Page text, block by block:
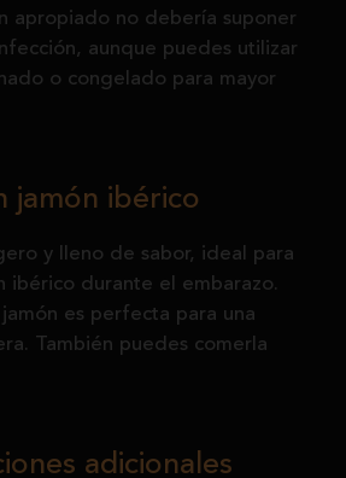
apropiado no debería suponer
aunque puedes utilizar
o congelado para mayor
jamón ibérico
y lleno de sabor, ideal para
ibérico durante el embarazo.
jamón es perfecta para una
También puedes comerla
adicionales